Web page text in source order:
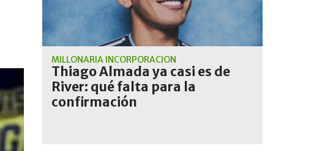
MILLONARIA INCORPORACIÓN
Thiago Almada ya casi es de
River: qué falta para la
confirmación